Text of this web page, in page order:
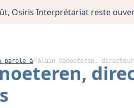
Osiris Interprétariat reste
parole à Alain Vanoeteren,